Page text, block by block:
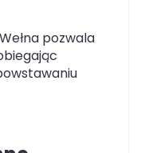
Wełna pozwala